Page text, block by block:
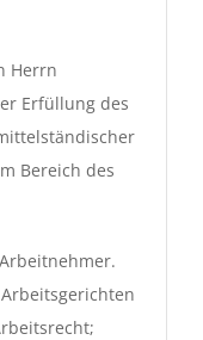
Herrn
Erfüllung des
Bereich des